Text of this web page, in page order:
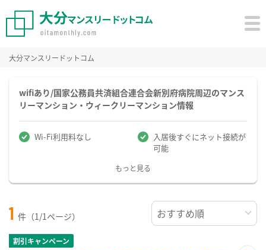
大分マンスリードットコム
wifiあり/国家公務員共済組合連合会新別府病院周辺のマンス
リーマンション・ウィークリーマンション情報
Wi-Fi利用料なし
入居後すぐにネット接続が
可能
もっと見る
1 件（1/1ページ）
割引キャンペーン